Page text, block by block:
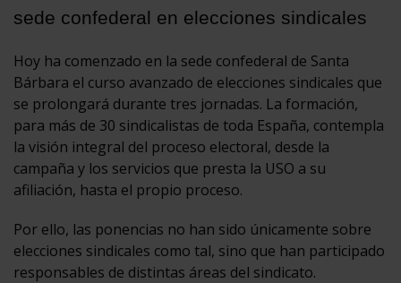
sede confederal en elecciones sindicales
Hoy ha comenzado en la sede confederal de Santa
Bárbara el curso avanzado de elecciones sindicales que
se prolongará durante tres jornadas. La formación,
para más de 30 sindicalistas de toda España, contempla
la visión integral del proceso electoral, desde la
campaña y los servicios que presta la USO a su
afiliación, hasta el propio proceso.
Por ello, las ponencias no han sido únicamente sobre
elecciones sindicales como tal, sino que han participado
responsables de distintas áreas del sindicato.